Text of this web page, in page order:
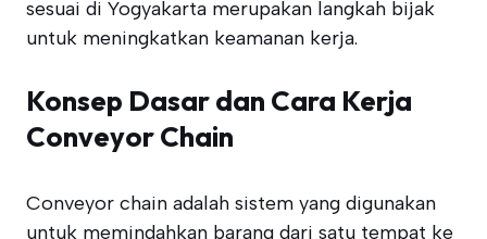
sesuai di Yogyakarta merupakan langkah bijak
untuk meningkatkan keamanan kerja.
Konsep Dasar dan Cara Kerja
Conveyor Chain
Conveyor chain adalah sistem yang digunakan
untuk memindahkan barang dari satu tempat ke